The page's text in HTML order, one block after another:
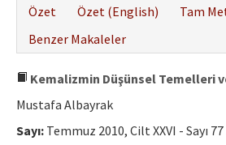
Özet
Özet (English) Tam
Benzer Makaleler
Kemalizmin Düşünsel Temelleri
Mustafa Albayrak
Sayı: Temmuz 2010, Cilt XXVI - Sayı 77